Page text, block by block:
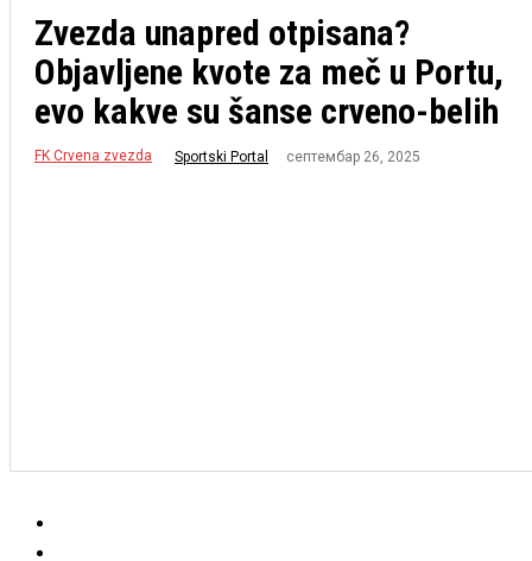
Zvezda unapred otpisana?
Objavljene kvote za meč u Portu,
evo kakve su šanse crveno-belih
FK Crvena zvezda Sportski Portal септембар 26, 2025